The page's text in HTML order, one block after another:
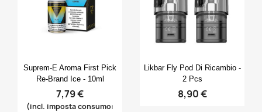
Anteprima
Suprem-E Aroma First Pick
Re-Brand Ice - 10ml
7,79 €
(incl. imposta consumo:
Anteprima
Likbar Fly Pod Di Ricambio -
2 Pcs
8,90 €